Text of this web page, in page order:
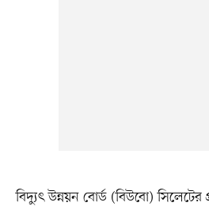
বিদ্যুৎ উন্নয়ন বোর্ড (বিউবো) সিলেটের